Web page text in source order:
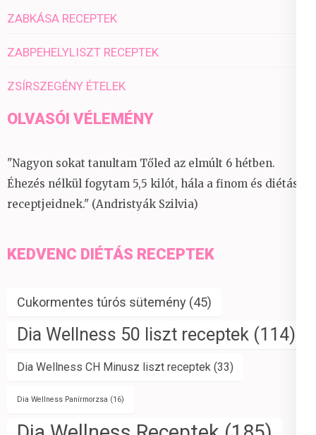
ZABKÁSA RECEPTEK
ZABPEHELYLISZT RECEPTEK
ZSÍRSZEGÉNY ÉTELEK
OLVASÓI VÉLEMÉNY
"Nagyon sokat tanultam Tőled az elmúlt 6 hétben.
Éhezés nélkül fogytam 5,5 kilót, hála a finom és diétás
receptjeidnek." (Andristyák Szilvia)
KEDVENC DIÉTÁS RECEPTEK
Cukormentes túrós sütemény (45)
Dia Wellness 50 liszt receptek (114)
Dia Wellness CH Minusz liszt receptek (33)
Dia Wellness Panírmorzsa (16)